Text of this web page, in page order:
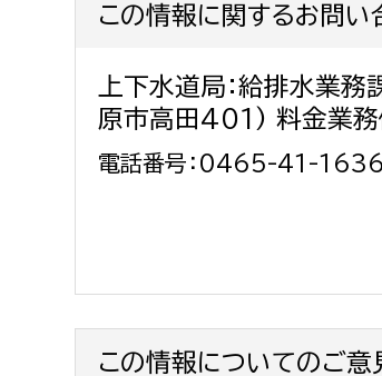
浄水管理課
農業委員会事務局
農業委員会事務局
この情報に関するお問い
上下水道局：給排水業務
原市高田401) 料金業務
電話番号：0465-41-1636
この情報についてのご意